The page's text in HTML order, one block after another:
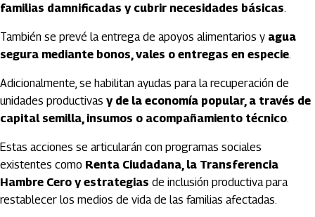
familias damnificadas y cubrir necesidades básicas.
También se prevé la entrega de apoyos alimentarios y agua
segura mediante bonos, vales o entregas en especie.
Adicionalmente, se habilitan ayudas para la recuperación de
unidades productivas y de la economía popular, a través de
capital semilla, insumos o acompañamiento técnico.
Estas acciones se articularán con programas sociales
existentes como Renta Ciudadana, la Transferencia
Hambre Cero y estrategias de inclusión productiva para
restablecer los medios de vida de las familias afectadas.